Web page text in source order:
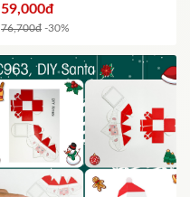
59,000đ
76,700đ -30%